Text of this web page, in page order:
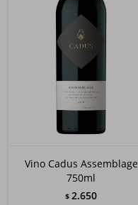
Vino Cadus Assemblage
750ml
$ 2.650